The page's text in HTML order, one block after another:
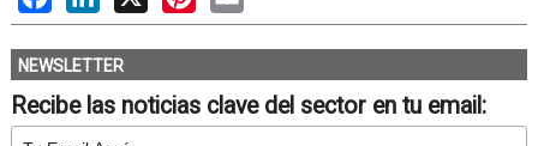
NEWSLETTER
Recibe las noticias clave del sector en tu email: